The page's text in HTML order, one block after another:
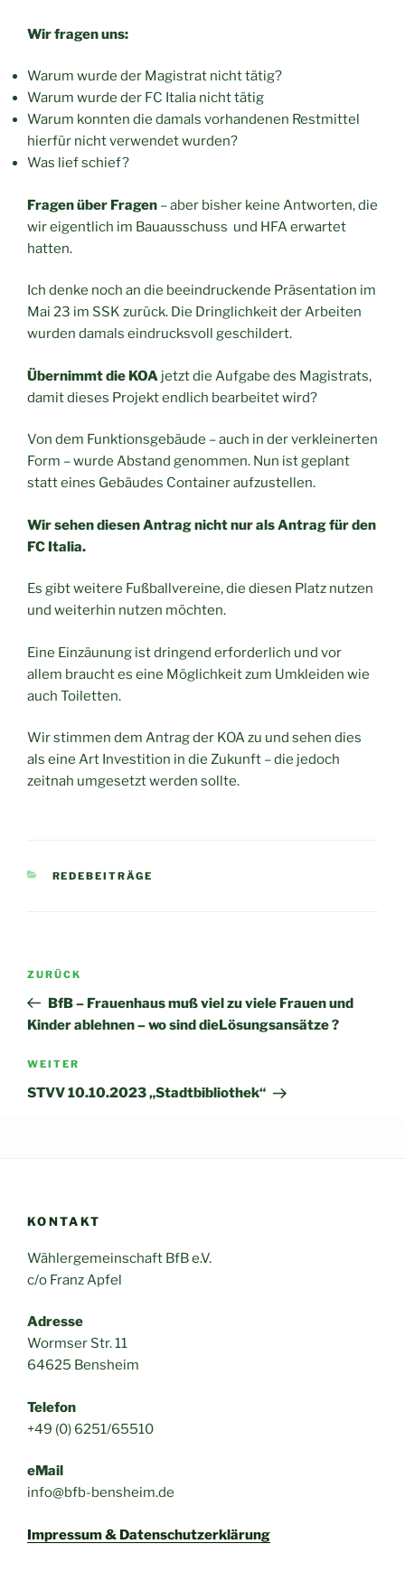
Wir fragen uns:
Warum wurde der Magistrat nicht tätig?
Warum wurde der FC Italia nicht tätig
Warum konnten die damals vorhandenen Restmittel
hierfür nicht verwendet wurden?
Was lief schief?
Fragen über Fragen – aber bisher keine Antworten, die
wir eigentlich im Bauausschuss und HFA erwartet
hatten.
Ich denke noch an die beeindruckende Präsentation im
Mai 23 im SSK zurück. Die Dringlichkeit der Arbeiten
wurden damals eindrucksvoll geschildert.
Übernimmt die KOA jetzt die Aufgabe des Magistrats,
damit dieses Projekt endlich bearbeitet wird?
Von dem Funktionsgebäude – auch in der verkleinerten
Form – wurde Abstand genommen. Nun ist geplant
statt eines Gebäudes Container aufzustellen.
Wir sehen diesen Antrag nicht nur als Antrag für den
FC Italia.
Es gibt weitere Fußballvereine, die diesen Platz nutzen
und weiterhin nutzen möchten.
Eine Einzäunung ist dringend erforderlich und vor
allem braucht es eine Möglichkeit zum Umkleiden wie
auch Toiletten.
Wir stimmen dem Antrag der KOA zu und sehen dies
als eine Art Investition in die Zukunft – die jedoch
zeitnah umgesetzt werden sollte.
KATEGORIEN
REDEBEITRÄGE
Beitragsnavigation
Vorheriger
Beitrag
ZURÜCK
BfB – Frauenhaus muß viel zu viele Frauen und
Kinder ablehnen – wo sind dieLösungsansätze ?
Nächster
Beitrag
WEITER
STVV 10.10.2023 „Stadtbibliothek“
KONTAKT
Wählergemeinschaft BfB e.V.
c/o Franz Apfel
Adresse
Wormser Str. 11
64625 Bensheim
Telefon
+49 (0) 6251/65510
eMail
info@bfb-bensheim.de
Impressum & Datenschutzerklärung